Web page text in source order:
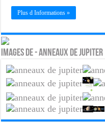
Plus d Informations »
Images de - Anneaux de Jupiter